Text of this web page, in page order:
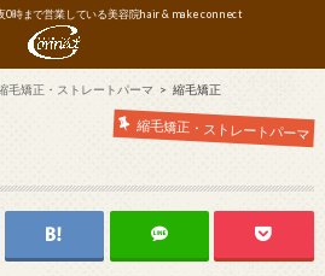
0時まで営業している美容院hair & make connect
毛矯正・ストレートパーマ 縮毛矯正
縮毛矯正・ストレートパーマ